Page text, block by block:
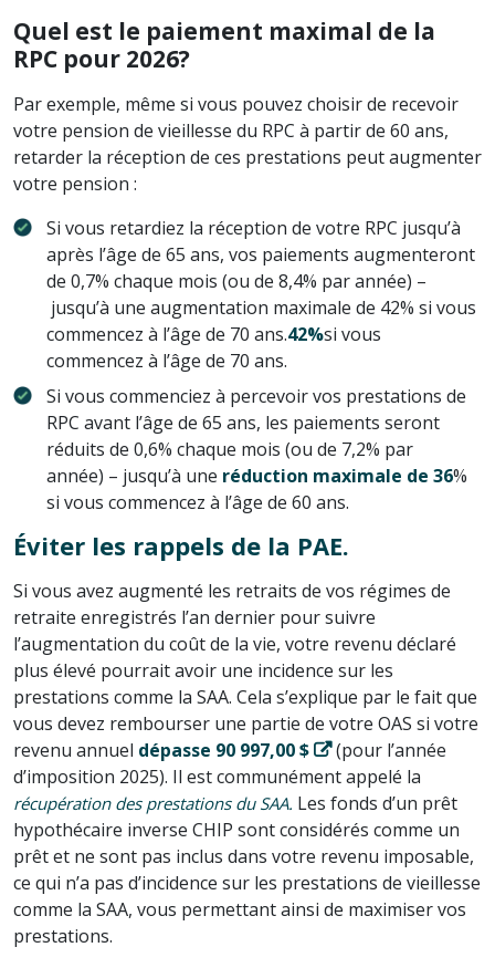
Quel est le paiement maximal de la
RPC pour 2026?
Par exemple, même si vous pouvez choisir de recevoir
votre pension de vieillesse du RPC à partir de 60 ans,
retarder la réception de ces prestations peut augmenter
votre pension :
Si vous retardiez la réception de votre RPC jusqu’à
après l’âge de 65 ans, vos paiements augmenteront
de 0,7% chaque mois (ou de 8,4% par année) –
jusqu’à une augmentation maximale de 42% si vous
commencez à l’âge de 70 ans.42%si vous
commencez à l’âge de 70 ans.
Si vous commenciez à percevoir vos prestations de
RPC avant l’âge de 65 ans, les paiements seront
réduits de 0,6% chaque mois (ou de 7,2% par
année) – jusqu’à une réduction maximale de 36%
si vous commencez à l’âge de 60 ans.
Éviter les rappels de la PAE.
Si vous avez augmenté les retraits de vos régimes de
retraite enregistrés l’an dernier pour suivre
l’augmentation du coût de la vie, votre revenu déclaré
plus élevé pourrait avoir une incidence sur les
prestations comme la SAA. Cela s’explique par le fait que
vous devez rembourser une partie de votre OAS si votre
revenu annuel dépasse 90 997,00 $
(pour l’année
d’imposition 2025). Il est communément appelé la
récupération des prestations du SAA. Les fonds d’un prêt
hypothécaire inverse CHIP sont considérés comme un
prêt et ne sont pas inclus dans votre revenu imposable,
ce qui n’a pas d’incidence sur les prestations de vieillesse
comme la SAA, vous permettant ainsi de maximiser vos
prestations.